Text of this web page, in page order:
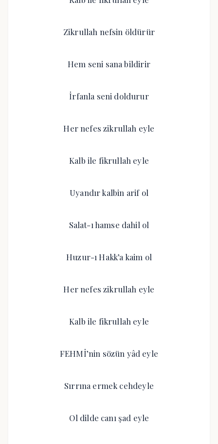
Zikrullah nefsin öldürür
Hem seni sana bildirir
İrfanla seni doldurur
Her nefes zikrullah eyle
Kalb ile fikrullah eyle
Uyandır kalbin arif ol
Salat-ı hamse dahil ol
Huzur-ı Hakk’a kaim ol
Her nefes zikrullah eyle
Kalb ile fikrullah eyle
FEHMİ’nin sözün yâd eyle
Sırrına ermek cehdeyle
Ol dilde canı şad eyle